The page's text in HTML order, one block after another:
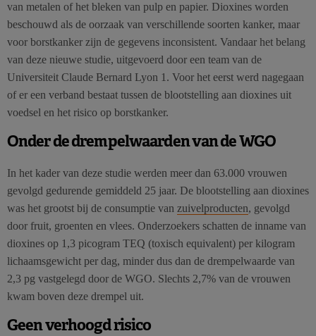
van metalen of het bleken van pulp en papier. Dioxines worden
beschouwd als de oorzaak van verschillende soorten kanker, maar
voor borstkanker zijn de gegevens inconsistent. Vandaar het belang
van deze nieuwe studie, uitgevoerd door een team van de
Universiteit Claude Bernard Lyon 1. Voor het eerst werd nagegaan
of er een verband bestaat tussen de blootstelling aan dioxines uit
voedsel en het risico op borstkanker.
Onder de drempelwaarden van de WGO
In het kader van deze studie werden meer dan 63.000 vrouwen
gevolgd gedurende gemiddeld 25 jaar. De blootstelling aan dioxines
was het grootst bij de consumptie van zuivelproducten, gevolgd
door fruit, groenten en vlees. Onderzoekers schatten de inname van
dioxines op 1,3 picogram TEQ (toxisch equivalent) per kilogram
lichaamsgewicht per dag, minder dus dan de drempelwaarde van
2,3 pg vastgelegd door de WGO. Slechts 2,7% van de vrouwen
kwam boven deze drempel uit.
Geen verhoogd risico